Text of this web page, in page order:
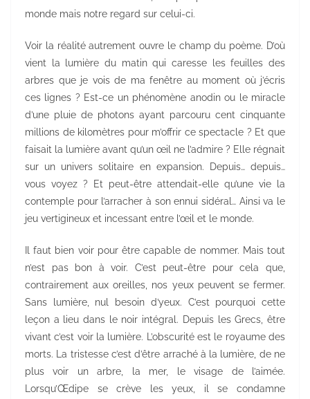
monde mais notre regard sur celui-ci.
Voir la réalité autrement ouvre le champ du poème. D’où
vient la lumière du matin qui caresse les feuilles des
arbres que je vois de ma fenêtre au moment où j’écris
ces lignes ? Est-ce un phénomène anodin ou le miracle
d’une pluie de photons ayant parcouru cent cinquante
millions de kilomètres pour m’offrir ce spectacle ? Et que
faisait la lumière avant qu’un œil ne l’admire ? Elle régnait
sur un univers solitaire en expansion. Depuis… depuis…
vous voyez ? Et peut-être attendait-elle qu’une vie la
contemple pour l’arracher à son ennui sidéral… Ainsi va le
jeu vertigineux et incessant entre l’œil et le monde.
Il faut bien voir pour être capable de nommer. Mais tout
n’est pas bon à voir. C’est peut-être pour cela que,
contrairement aux oreilles, nos yeux peuvent se fermer.
Sans lumière, nul besoin d’yeux. C’est pourquoi cette
leçon a lieu dans le noir intégral. Depuis les Grecs, être
vivant c’est voir la lumière. L’obscurité est le royaume des
morts. La tristesse c’est d’être arraché à la lumière, de ne
plus voir un arbre, la mer, le visage de l’aimée.
Lorsqu’Œdipe se crève les yeux, il se condamne